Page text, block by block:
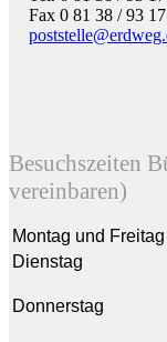
Fax 0 81 38 / 93
Besuchszeiten
vereinbaren)
Montag und Freitag
Dienstag
Donnerstag